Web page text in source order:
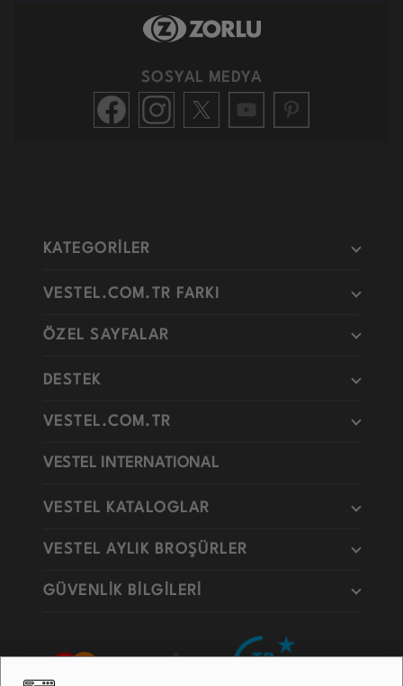
SOSYAL MEDYA
KATEGORİLER
VESTEL.COM.TR FARKI
ÖZEL SAYFALAR
DESTEK
VESTEL.COM.TR
VESTEL INTERNATIONAL
VESTEL KATALOGLAR
VESTEL AYLIK BROŞÜRLER
GÜVENLİK BİLGİLERİ